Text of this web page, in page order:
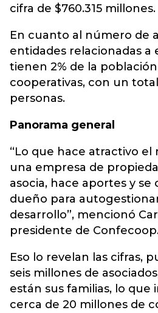
cifra de $760.315 millones.
En cuanto al número de
entidades relacionadas a
tienen 2% de la
cooperativas, con un
personas.
Panorama general
“Lo que hace atractivo el
una empresa de
asocia, hace aportes y se
dueño para
desarrollo”, mencionó
presidente de
Eso lo revelan las cifras,
seis millones de
están sus familias, lo que
cerca de 20 millones de